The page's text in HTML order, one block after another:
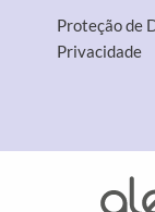
Proteção de
Privacidade